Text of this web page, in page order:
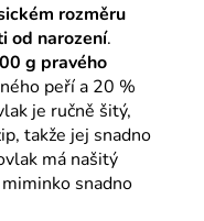
rozměru
od narození.
g pravého
peří a 20 %
je ručně šitý,
takže jej snadno
má našitý
snadno